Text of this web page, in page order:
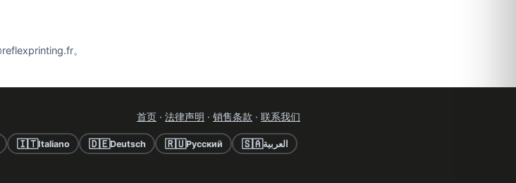
。
首页 · 法律声明 · 销售条款 · 联系我们
🇮🇹Italiano 🇩🇪Deutsch 🇷🇺Русский 🇸🇦العربية